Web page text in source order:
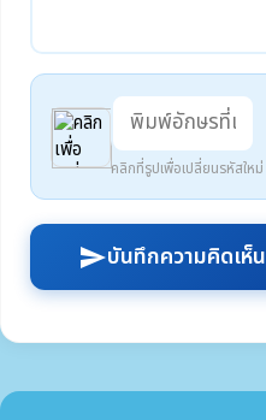
คลิกที่รูปเพื่อเปลี่ยนรหัสใหม่
sendบันทึกความคิดเห็น